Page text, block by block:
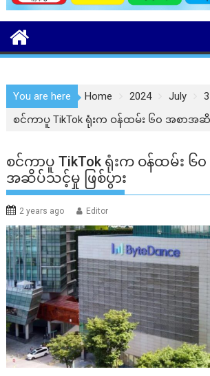
You are here Home 2024 July
စင်ကာပူ TikTok ရုံးက ဝန်ထမ်း ၆၀ အစာအဆိ
စင်ကာပူ TikTok ရုံးက ဝန်ထမ်း ၆
အဆိပ်သင့်မှု ဖြစ်ပွား
2 years ago Editor